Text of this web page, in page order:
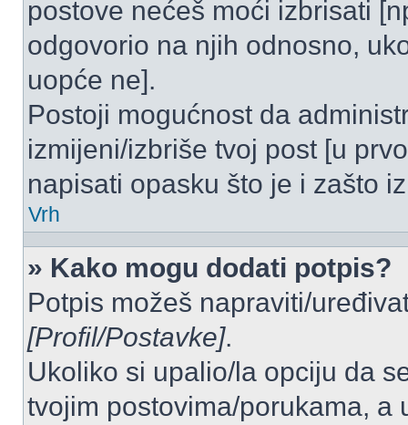
postove nećeš moći izbrisati
odgovorio na njih odnosno,
uopće ne].
Postoji mogućnost da
izmijeni/izbriše tvoj post [u
napisati opasku što je i zašto
Vrh
» Kako mogu dodati potpis?
Potpis možeš napraviti/
[Profil/Postavke].
Ukoliko si upalio/la opciju da
tvojim postovima/porukama, a